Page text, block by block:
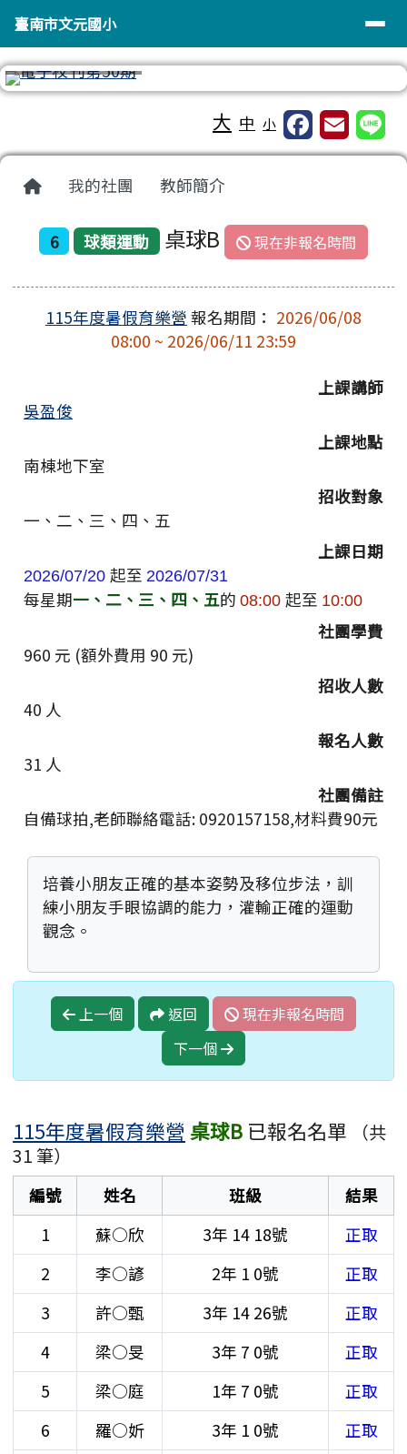
跳至主內容區
臺南市文元國小
導覽列
臺南市文元國小
大 中 小
回首頁我的社團 教師簡介
6 球類運動 桌球B 現在非報名時間
115年度暑假育樂營 報名期間： 2026/06/08
08:00 ~ 2026/06/11 23:59
上課講師
吳盈俊
上課地點
南棟地下室
招收對象
一、二、三、四、五
上課日期
2026/07/20 起至 2026/07/31
每星期一、二、三、四、五的 08:00 起至 10:00
社團學費
960 元 (額外費用 90 元)
招收人數
40 人
報名人數
31 人
社團備註
自備球拍,老師聯絡電話: 0920157158,材料費90元
培養小朋友正確的基本姿勢及移位步法，訓
練小朋友手眼協調的能力，灌輸正確的運動
觀念。
上一個 返回
現在非報名時間
下一個
115年度暑假育樂營 桌球B 已報名名單
（共
31 筆）
編號 姓名 班級
結果
1
蘇○欣 3年 14 18號
正取
2
李○諺 2年 1 0號
正取
3
許○甄 3年 14 26號
正取
4
梁○旻 3年 7 0號
正取
5
梁○庭 1年 7 0號
正取
6
羅○妡 3年 1 0號
正取
頁尾區域